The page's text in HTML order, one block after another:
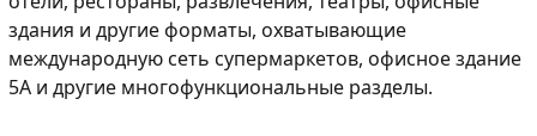
здания и другие форматы, охватывающие
международную сеть супермаркетов, офисное здание
5A и другие многофункциональные разделы.